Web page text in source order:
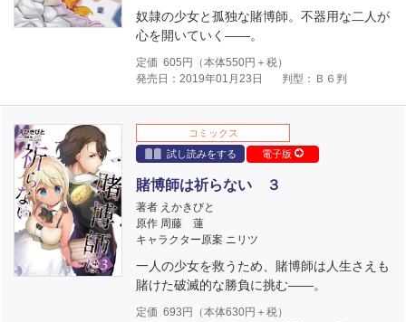
奴隷の少女と孤独な賭博師。不器用な二人が
心を開いていく――。
定価 605 円（本体550円＋税）
発売日：2019年01月23日
判型：Ｂ６判
コミックス
試し読みをする
電子版
賭博師は祈らない ３
著者 えかきびと
原作 周藤 蓮
キャラクター原案 ニリツ
一人の少女を救うため、賭博師は人生さえも
賭けた破滅的な勝負に挑む――。
定価 693 円（本体630円＋税）